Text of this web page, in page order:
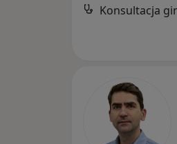
Konsultacja